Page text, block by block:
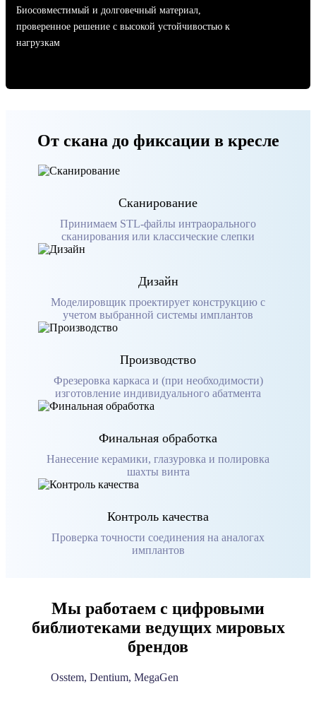
Биосовместимый и долговечный материал,
проверенное решение с высокой устойчивостью к
нагрузкам
От скана до фиксации в кресле
Сканирование
Принимаем STL-файлы интраорального
сканирования или классические слепки
Дизайн
Моделировщик проектирует конструкцию с
учетом выбранной системы имплантов
Производство
Фрезеровка каркаса и (при необходимости)
изготовление индивидуального абатмента
Финальная обработка
Нанесение керамики, глазуровка и полировка
шахты винта
Контроль качества
Проверка точности соединения на аналогах
имплантов
Мы работаем с цифровыми
библиотеками ведущих мировых
брендов
Osstem, Dentium, MegaGen